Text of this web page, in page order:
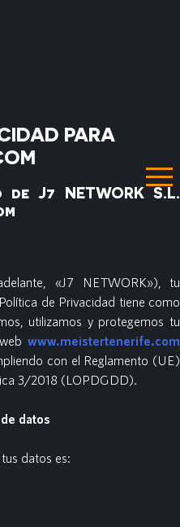
PARA
J7 NETWORK S.L.
«J7 NETWORK»), tu
de Privacidad tiene como
utilizamos y protegemos tu
www.meistertenerife.com
con el Reglamento (UE)
3/2018 (LOPDGDD).
datos
datos es: